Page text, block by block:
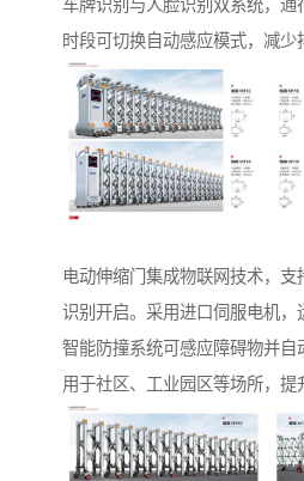
车牌识别与人脸识别双系统，通
时段可切换自动感应模式，减少
电动伸缩门集成物联网技术，支
识别开启。采用进口伺服电机，
智能防撞系统可感应障碍物并自
用于社区、工业园区等场所，提